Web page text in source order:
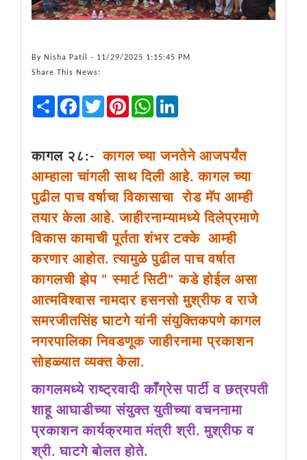
By Nisha Patil
- 11/29/2025 1:15:45 PM
Share This News:
Share FacebookTwitter PinterestWhatsApp
कागल २८:-कागल च्या जनतेने आजपर्यंत
आम्हाला चांगली साथ दिली आहे. कागल च्या
पुढील पाच वर्षाचा विकासाचा रोड मॅप आम्ही
तयार केला आहे. जाहीरनाम्यामध्ये दिलेप्रमाणे
विकास कामाची पूर्तता शंभर टक्के आम्ही
करणार आहोत. त्यामुळे पुढील पाच वर्षात
कागलची झेप " स्मार्ट सिटी" कडे होईल असा
आत्मविश्वास नामदार हसनसो मुश्रीफ व राजे
समरजीतसिंह घाटगे यांनी संयुक्तिकपणे कागल
नगरपालिका निवडणूक जाहीरनामा प्रकाशन
सोहळ्यात व्यक्त केला.
कागलमध्ये राष्ट्रवादी काँग्रेस पार्टी व छत्रपती
शाहू आघाडीच्या संयुक्त युतीच्या वचननामा
प्रकाशन कार्यक्रमात मंत्री श्री. मुश्रीफ व
श्री. घाटगे बोलत होते.